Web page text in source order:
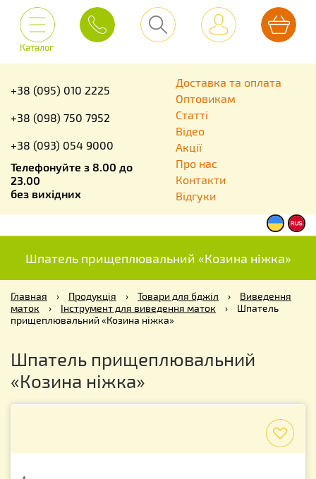
Каталог
+38 (095) 010 2225
+38 (098) 750 7952
+38 (093) 054 9000
Телефонуйте з 8.00 до
23.00
без вихідних
Доставка та оплата
Оптовикам
Статті
Відео
Акції
Про нас
Контакти
Відгуки
Шпатель прищеплювальний «Козина ніжка»
Главная › Продукція › Товари для бджіл ›
Виведення
маток
› Інструмент для виведення маток ›
Шпатель
прищеплювальний «Козина ніжка»
Шпатель прищеплювальний
«Козина ніжка»